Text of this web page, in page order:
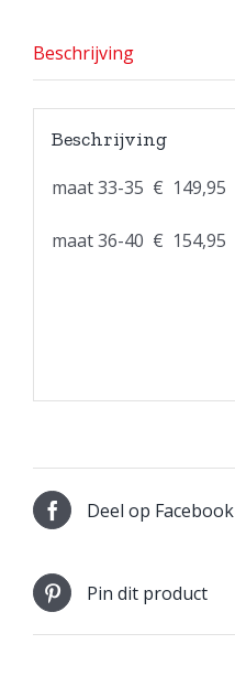
Beschrijving
Beschrijving
maat 33-35 € 149,95
maat 36-40 € 154,95
Deel op Facebook
Pin dit product